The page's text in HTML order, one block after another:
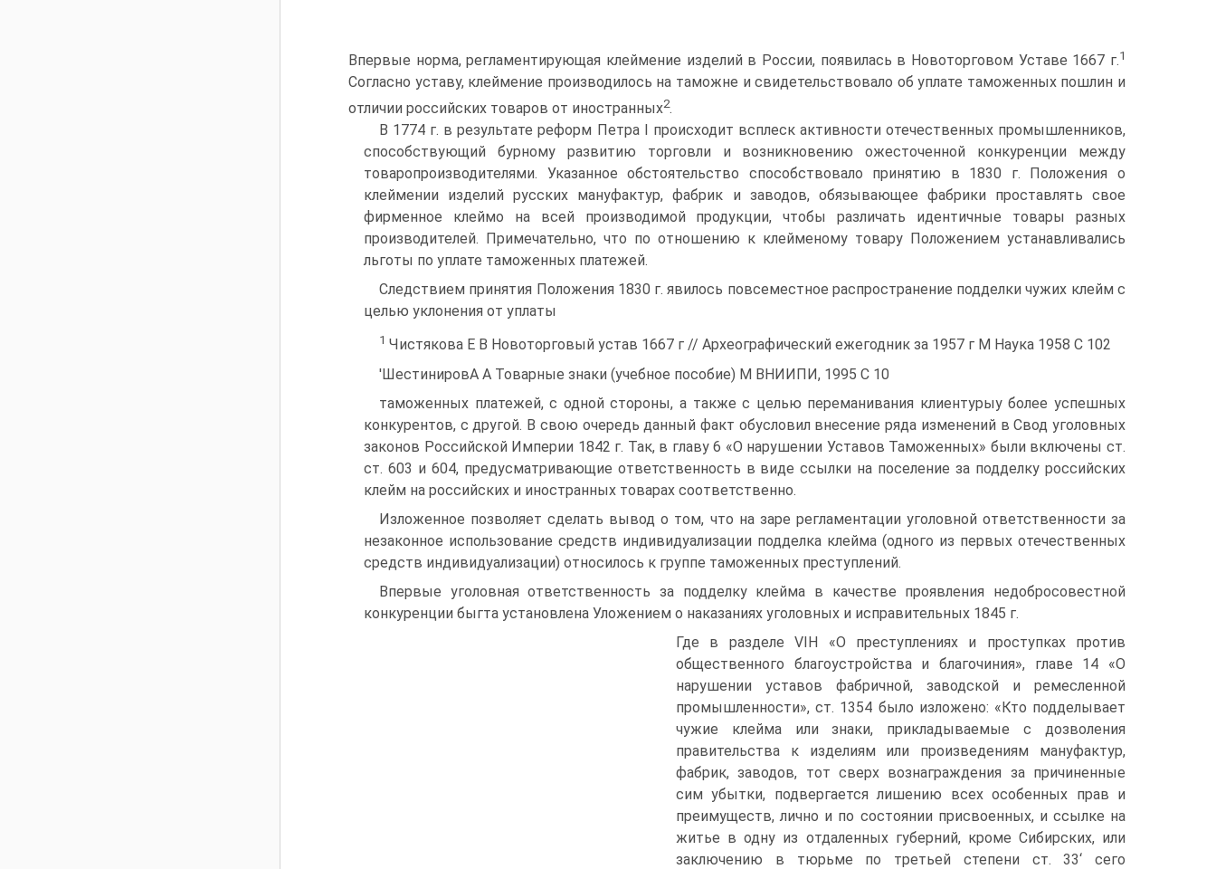
Впервые норма, регламентирующая клеймение изделий в России, появилась в Новоторговом Уставе 1667 г.1
Согласно уставу, клеймение производилось на таможне и свидетельствовало об уплате таможенных пошлин и
отличии российских товаров от иностранных2.
В 1774 г. в результате реформ Петра I происходит всплеск активности отечественных промышленников,
способствующий бурному развитию торговли и возникновению ожесточенной конкуренции между
товаропроизводителями. Указанное обстоятельство способствовало принятию в 1830 г. Положения о
клеймении изделий русских мануфактур, фабрик и заводов, обязывающее фабрики проставлять свое
фирменное клеймо на всей производимой продукции, чтобы различать идентичные товары разных
производителей. Примечательно, что по отношению к клейменому товару Положением устанавливались
льготы по уплате таможенных платежей.
Следствием принятия Положения 1830 г. явилось повсеместное распространение подделки чужих клейм с
целью уклонения от уплаты
1 Чистякова Е В Новоторговый устав 1667 г // Археографический ежегодник за 1957 г М Наука 1958 С 102
'ШестинировА А Товарные знаки (учебное пособие) М ВНИИПИ, 1995 С 10
таможенных платежей, с одной стороны, а также с целью переманивания клиентурыу более успешных
конкурентов, с другой. В свою очередь данный факт обусловил внесение ряда изменений в Свод уголовных
законов Российской Империи 1842 г. Так, в главу 6 «О нарушении Уставов Таможенных» были включены ст.
ст. 603 и 604, предусматривающие ответственность в виде ссылки на поселение за подделку российских
клейм на российских и иностранных товарах соответственно.
Изложенное позволяет сделать вывод о том, что на заре регламентации уголовной ответственности за
незаконное использование средств индивидуализации подделка клейма (одного из первых отечественных
средств индивидуализации) относилось к группе таможенных преступлений.
Впервые уголовная ответственность за подделку клейма в качестве проявления недобросовестной
конкуренции быгта установлена Уложением о наказаниях уголовных и исправительных 1845 г.
Где в разделе VIH «О преступлениях и проступках против
общественного благоустройства и благочиния», главе 14 «О
нарушении уставов фабричной, заводской и ремесленной
промышленности», ст. 1354 было изложено: «Кто подделывает
чужие клейма или знаки, прикладываемые с дозволения
правительства к изделиям или произведениям мануфактур,
фабрик, заводов, тот сверх вознаграждения за причиненные
сим убытки, подвергается лишению всех особенных прав и
преимуществ, лично и по состоянии присвоенных, и ссылке на
житье в одну из отдаленных губерний, кроме Сибирских, или
заключению в тюрьме по третьей степени ст. 33‘ сего